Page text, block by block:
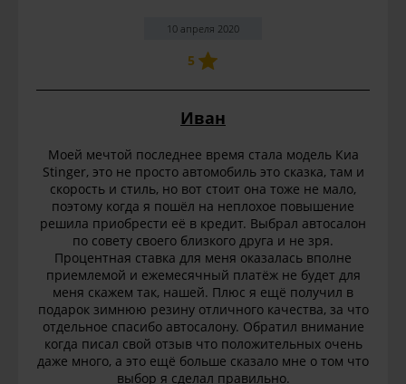
10 апреля 2020
5
Иван
Моей мечтой последнее время стала модель Киа
Stinger, это не просто автомобиль это сказка, там и
скорость и стиль, но вот стоит она тоже не мало,
поэтому когда я пошёл на неплохое повышение
решила приобрести её в кредит. Выбрал автосалон
по совету своего близкого друга и не зря.
Процентная ставка для меня оказалась вполне
приемлемой и ежемесячный платёж не будет для
меня скажем так, нашей. Плюс я ещё получил в
подарок зимнюю резину отличного качества, за что
отдельное спасибо автосалону. Обратил внимание
когда писал свой отзыв что положительных очень
даже много, а это ещё больше сказало мне о том что
выбор я сделал правильно.